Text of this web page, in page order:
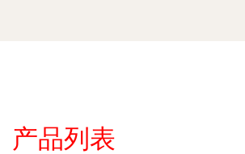
产品列表